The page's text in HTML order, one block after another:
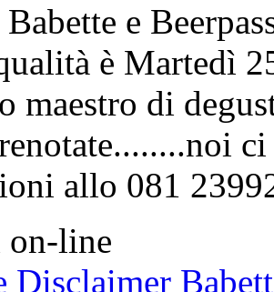
e
è Martedì
maestro di
allo 081
on-line
Disclaimer